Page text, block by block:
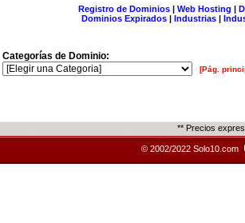
Registro de Dominios| Web Hosting |
Dominios Expirados | Industrias |
Categorías de Dominio:
[Pág.
** Precios
© 2002/2022 Solo10.com